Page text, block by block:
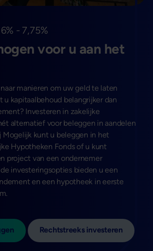
- 7,75%
voor u aan het
manieren om uw geld te laten
u kapitaalbehoud belangrijker dan
Investeren in zakelijke
alternatief voor beleggen in aandelen
Mogelijk kunt u beleggen in het
Hypotheken Fonds of u kunt
project van een ondernemer
investeringsopties bieden u een
en een hypotheek in eerste
Rechtstreeks investeren